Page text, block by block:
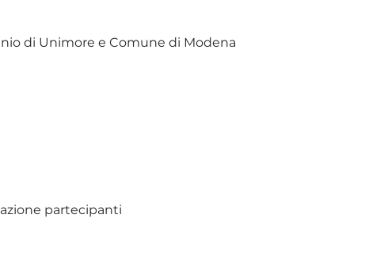
di Unimore e Comune di Modena
partecipanti